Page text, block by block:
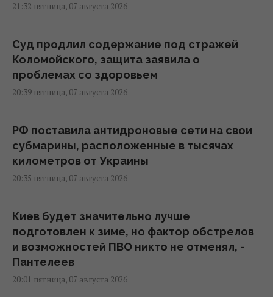
21:32 пятница, 07 августа 2026
Суд продлил содержание под стражей
Коломойского, защита заявила о
проблемах со здоровьем
20:39 пятница, 07 августа 2026
РФ поставила антидроновые сети на свои
субмарины, расположенные в тысячах
километров от Украины
20:35 пятница, 07 августа 2026
Киев будет значительно лучше
подготовлен к зиме, но фактор обстрелов
и возможностей ПВО никто не отменял, -
Пантелеев
20:01 пятница, 07 августа 2026